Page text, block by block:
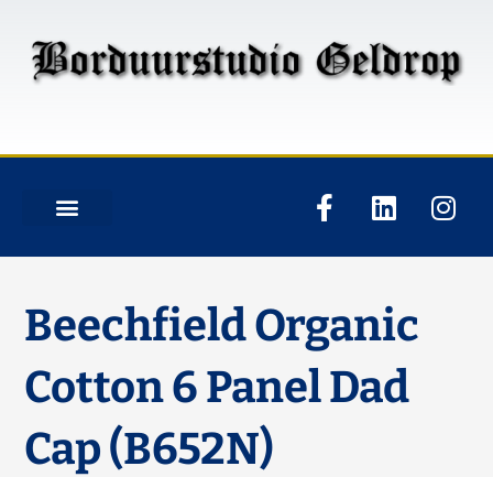
Beechfield Organic
Cotton 6 Panel Dad
Cap (B652N)